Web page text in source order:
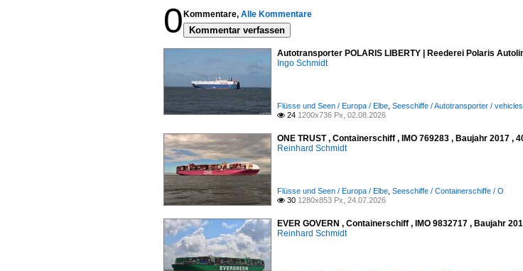
0 Kommentare, Alle Kommentare
Kommentar verfassen
Autotransporter POLARIS LIBERTY | Reederei Polaris
Ingo Schmidt
Flüsse und Seen / Europa / Elbe Seeschiffe / Autotransporter /
 24 1200x736 Px, 02.08.2026
ONE TRUST , Containerschiff , IMO 769283 , Baujahr 2017 ,
Reinhard Schmidt
Flüsse und Seen / Europa / Elbe Seeschiffe / Containerschiffe / O
 30 1280x853 Px, 24.07.2026
EVER GOVERN , Containerschiff , IMO 9832717 , Baujahr
Reinhard Schmidt